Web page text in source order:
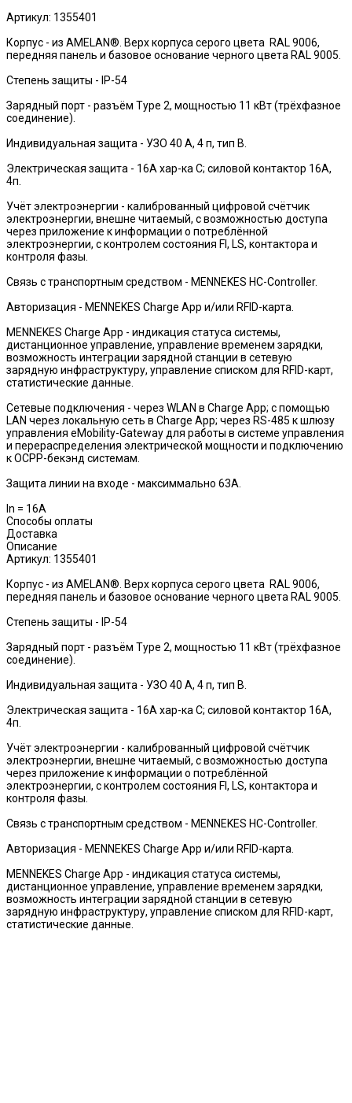
Артикул: 1355401
Корпус - из AMELAN®. Верх корпуса серого цвета RAL 9006,
передняя панель и базовое основание черного цвета RAL 9005.
Степень защиты - IP-54
Зарядный порт - разъём Type 2, мощностью 11 кВт (трёхфазное
соединение).
Индивидуальная защита - УЗО 40 A, 4 п, тип B.
Электрическая защита - 16А хар-ка С; силовой контактор 16А,
4п.
Учёт электроэнергии - калиброванный цифровой счётчик
электроэнергии, внешне читаемый, с возможностью доступа
через приложение к информации о потреблённой
электроэнергии, с контролем состояния FI, LS, контактора и
контроля фазы.
Связь с транспортным средством - MENNEKES HC-Controller.
Авторизация - MENNEKES Charge App и/или RFID-карта.
MENNEKES Charge App - индикация статуса системы,
дистанционное управление, управление временем зарядки,
возможность интеграции зарядной станции в сетевую
зарядную инфраструктуру, управление списком для RFID-карт,
статистические данные.
Сетевые подключения - через WLAN в Charge App; с помощью
LAN через локальную сеть в Charge App; через RS-485 к шлюзу
управления eMobility-Gateway для работы в системе управления
и перераспределения электрической мощности и подключению
к ОСРР-бекэнд системам.
Защита линии на входе - максиммально 63А.
In = 16A
Способы оплаты
Доставка
Описание
Артикул: 1355401
Корпус - из AMELAN®. Верх корпуса серого цвета RAL 9006,
передняя панель и базовое основание черного цвета RAL 9005.
Степень защиты - IP-54
Зарядный порт - разъём Type 2, мощностью 11 кВт (трёхфазное
соединение).
Индивидуальная защита - УЗО 40 A, 4 п, тип B.
Электрическая защита - 16А хар-ка С; силовой контактор 16А,
4п.
Учёт электроэнергии - калиброванный цифровой счётчик
электроэнергии, внешне читаемый, с возможностью доступа
через приложение к информации о потреблённой
электроэнергии, с контролем состояния FI, LS, контактора и
контроля фазы.
Связь с транспортным средством - MENNEKES HC-Controller.
Авторизация - MENNEKES Charge App и/или RFID-карта.
MENNEKES Charge App - индикация статуса системы,
дистанционное управление, управление временем зарядки,
возможность интеграции зарядной станции в сетевую
зарядную инфраструктуру, управление списком для RFID-карт,
статистические данные.